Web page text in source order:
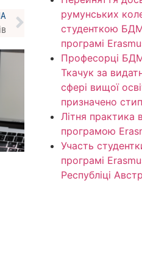
румунських
студенткою
програмі
Професорці
Ткачук за
сфері вищої
призначено
Літня практика
програмою
Участь
програмі
Республіці